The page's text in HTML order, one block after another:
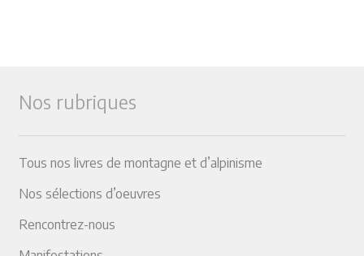
Nos rubriques
Tous nos livres de montagne et d’alpinisme
Nos sélections d’oeuvres
Rencontrez-nous